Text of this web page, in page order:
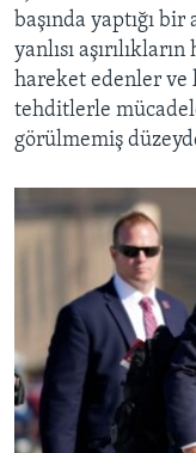
başında yaptığı
yanlısı
hareket edenler
tehditlerle
görülmemiş